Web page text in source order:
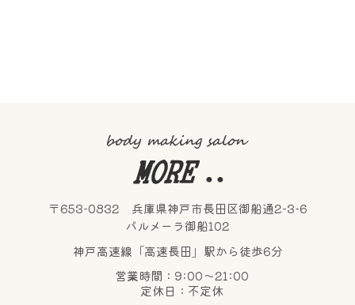
〒653-0832 兵庫県神戸市長田区御船通2-3-6
パルメーラ御船102
神戸高速線「高速長田」駅から徒歩6分
営業時間：9:00～21:00
定休日：不定休